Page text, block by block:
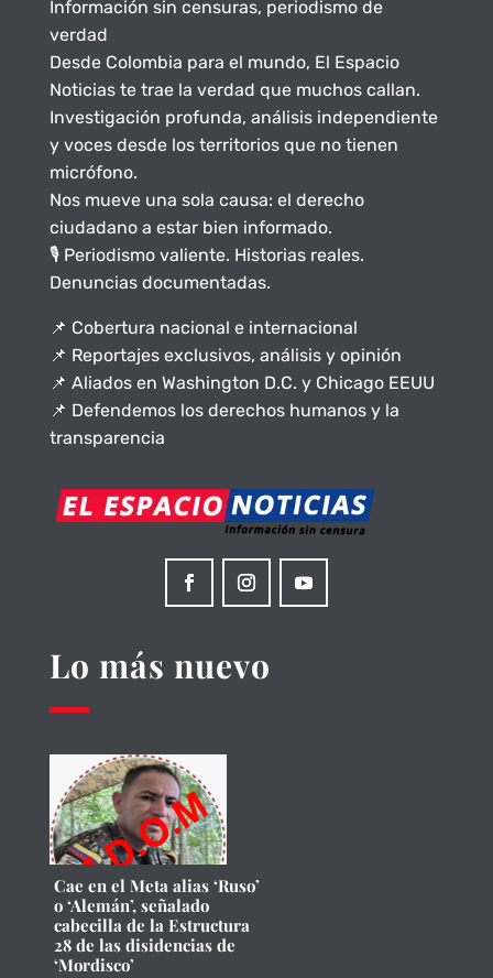
Información sin censuras, periodismo de
verdad
Desde Colombia para el mundo, El Espacio
Noticias te trae la verdad que muchos callan.
Investigación profunda, análisis independiente
y voces desde los territorios que no tienen
micrófono.
Nos mueve una sola causa: el derecho
ciudadano a estar bien informado.
🎙️ Periodismo valiente. Historias reales.
Denuncias documentadas.
📌 Cobertura nacional e internacional
📌 Reportajes exclusivos, análisis y opinión
📌 Aliados en Washington D.C. y Chicago EEUU
📌 Defendemos los derechos humanos y la
transparencia
Lo más nuevo
Cae en el Meta alias ‘Ruso’
o ‘Alemán’, señalado
cabecilla de la Estructura
28 de las disidencias de
‘Mordisco’